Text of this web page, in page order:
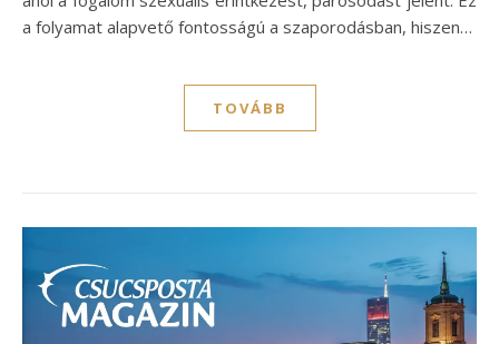
a folyamat alapvető fontosságú a szaporodásban, hiszen…
TOVÁBB